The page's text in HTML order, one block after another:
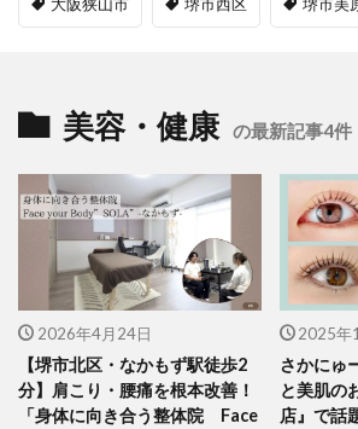
美容・健康 の最新記事4件
2026年4月24日
【堺市北区・なかもず駅徒歩2
分】肩こり・腰痛を根本改善！
「身体に向き合う整体院 Face
2025年
さかにゅ
と美肌の
店』で話